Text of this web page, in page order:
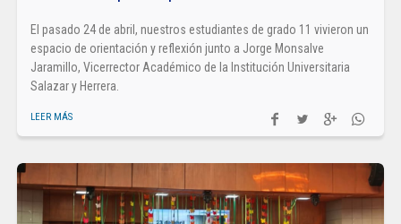
El pasado 24 de abril, nuestros estudiantes de grado 11 vivieron un
espacio de orientación y reflexión junto a Jorge Monsalve
Jaramillo, Vicerrector Académico de la Institución Universitaria
Salazar y Herrera.
LEER MÁS